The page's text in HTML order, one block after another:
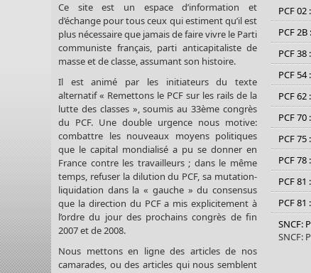
Ce site est un espace d’information et
d’échange pour tous ceux qui estiment qu’il est
plus nécessaire que jamais de faire vivre le Parti
communiste français, parti anticapitaliste de
masse et de classe, assumant son histoire.
Il est animé par les initiateurs du texte
alternatif « Remettons le PCF sur les rails de la
lutte des classes », soumis au 33ème congrès
du PCF. Une double urgence nous motive:
combattre les nouveaux moyens politiques
que le capital mondialisé a pu se donner en
France contre les travailleurs ; dans le même
temps, refuser la dilution du PCF, sa mutation-
liquidation dans la « gauche » du consensus
que la direction du PCF a mis explicitement à
l’ordre du jour des prochains congrès de fin
2007 et de 2008.
Nous mettons en ligne des articles de nos
camarades, ou des articles qui nous semblent
PCF
PCF
PCF
PCF
PCF
PCF
PCF
PCF
PCF
PCF
SNCF:
SNCF: